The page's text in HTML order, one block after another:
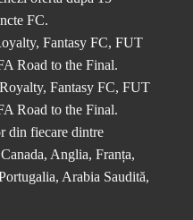
FC.
Fantasy FC, FUT
Road to the Final.
Fantasy FC, FUT
Road to the Final.
din fiecare dintre
Anglia, Franța,
Arabia Saudită,